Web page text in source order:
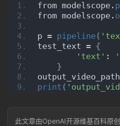
from modelscope.
from modelscope.
p = pipeline(
test_text = {
'text' :
}
print (
此文章由OpenAI开源维基百科原